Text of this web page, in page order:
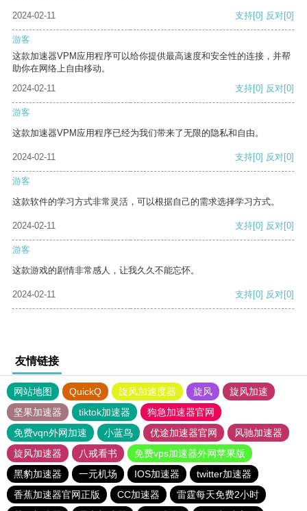
2024-02-11 支持[0] 反对[0]
游客
这款加速器VPM应用程序可以给你提供最高速度和安全性的连接，并帮
助你在网络上自由移动。
2024-02-11
支持[0] 反对[0]
游客
这款加速器VPM应用程序已经为我们带来了无限的隐私和自由。
2024-02-11 支持[0] 反对[0]
游客
这款软件的学习方式非常灵活，可以根据自己的需求选择学习方式。
2024-02-11 支持[0] 反对[0]
游客
这款游戏的剧情非常感人，让我久久不能忘怀。
2024-02-11 支持[0] 反对[0]
友情链接
网站地图 QuickQ 旋风加速度器 旋风
旋风加速
坚果加速器
tiktok加速器
狗急加速器官网
免费vqn外网加速
小蓝鸟 优途加速器官网
风驰加速器
旋风加速器
八戒看书
免费vps加速器外网苹果版
黑豹加速器
一元机场 IOS加速器
twitter加速器
香蕉加速器官网正版
CC加速器
雷霆每天免费2小时